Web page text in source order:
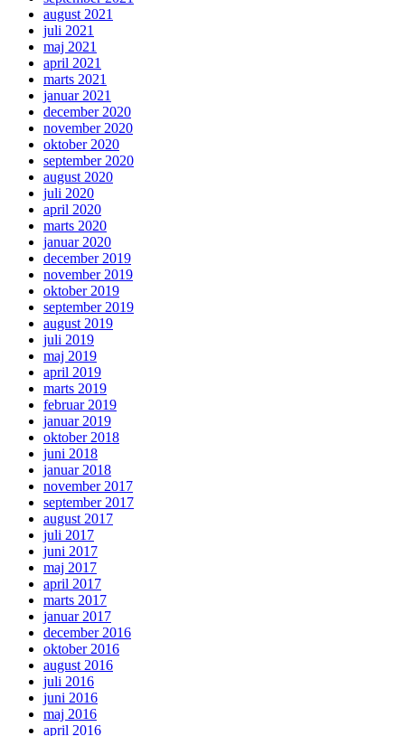
august 2021
juli 2021
maj 2021
april 2021
marts 2021
januar 2021
december 2020
november 2020
oktober 2020
september 2020
august 2020
juli 2020
april 2020
marts 2020
januar 2020
december 2019
november 2019
oktober 2019
september 2019
august 2019
juli 2019
maj 2019
april 2019
marts 2019
februar 2019
januar 2019
oktober 2018
juni 2018
januar 2018
november 2017
september 2017
august 2017
juli 2017
juni 2017
maj 2017
april 2017
marts 2017
januar 2017
december 2016
oktober 2016
august 2016
juli 2016
juni 2016
maj 2016
april 2016